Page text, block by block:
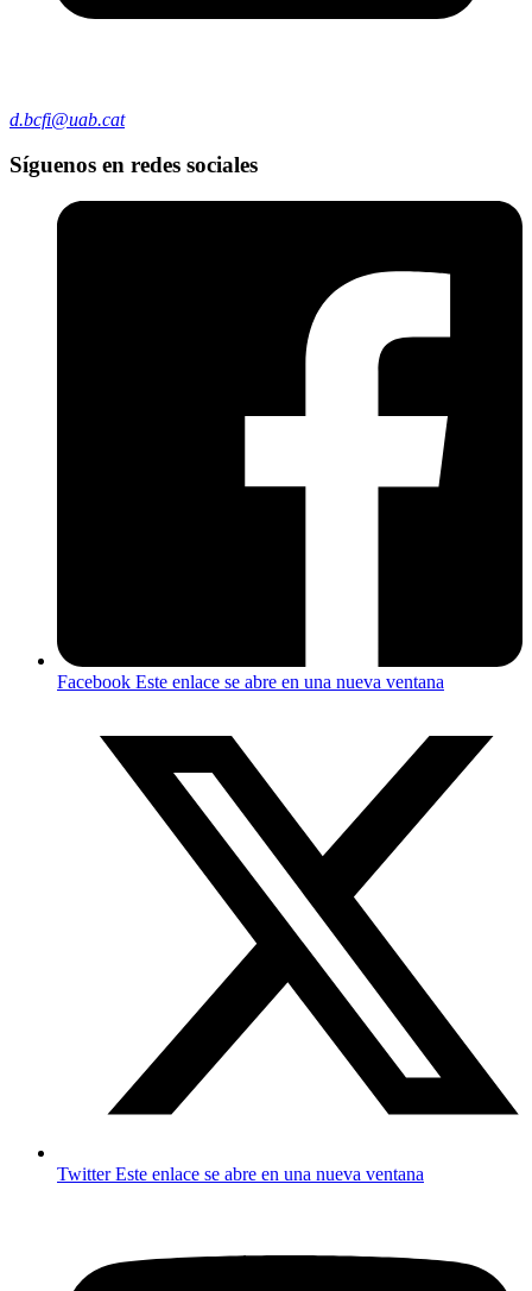
d.bcfi@uab.cat
Síguenos en redes sociales
Facebook Este enlace se abre en una nueva ventana
TwitterEste enlace se abre en una nueva ventana